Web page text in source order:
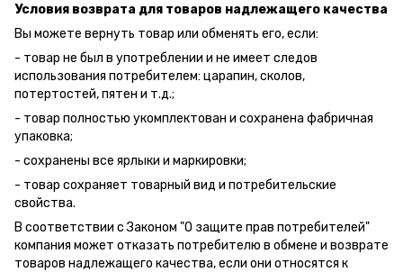
Условия возврата для товаров надлежащего качества
Вы можете вернуть товар или обменять его, если:
- товар не был в употреблении и не имеет следов
использования потребителем: царапин, сколов,
потертостей, пятен и т.д.;
- товар полностью укомплектован и сохранена фабричная
упаковка;
- сохранены все ярлыки и маркировки;
- товар сохраняет товарный вид и потребительские
свойства.
В соответствии с Законом "О защите прав потребителей"
компания может отказать потребителю в обмене и возврате
товаров надлежащего качества, если они относятся к